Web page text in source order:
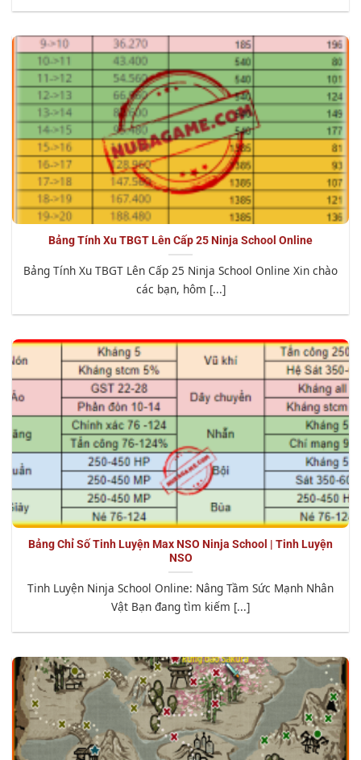
Bảng Tính Xu TBGT Lên Cấp 25 Ninja School Online
Bảng Tính Xu TBGT Lên Cấp 25 Ninja School Online Xin chào
các bạn, hôm [...]
Bảng Chỉ Số Tinh Luyện Max NSO Ninja School | Tinh Luyện
NSO
Tinh Luyện Ninja School Online: Nâng Tầm Sức Mạnh Nhân
Vật Bạn đang tìm kiếm [...]